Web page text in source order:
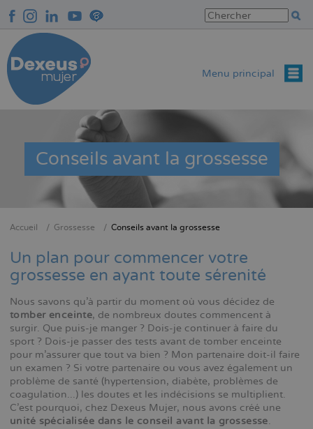
au
contenu
principal
Menu principal
Conseils avant la grossesse
d'Ariane
Accueil Grossesse Conseils avant la grossesse
Un plan pour commencer votre
grossesse en ayant toute sérenité
Nous savons qu'à partir du moment où vous décidez de
tomber enceinte, de nombreux doutes commencent à
surgir. Que puis-je manger ? Dois-je continuer à faire du
sport ? Dois-je passer des tests avant de tomber enceinte
pour m'assurer que tout va bien ? Mon partenaire doit-il faire
un examen ? Si votre partenaire ou vous avez également un
problème de santé (hypertension, diabète, problèmes de
coagulation...) les doutes et les indécisions se multiplient.
C'est pourquoi, chez Dexeus Mujer, nous avons créé une
unité spécialisée dans le conseil avant la grossesse.